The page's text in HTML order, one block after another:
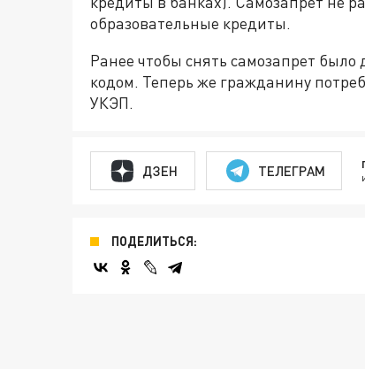
образовательные кредиты.
Ранее чтобы снять самозапрет
кодом. Теперь же гражданину
УКЭП.
ДЗЕН ТЕЛЕГРАМ
ПОДЕЛИТЬСЯ: